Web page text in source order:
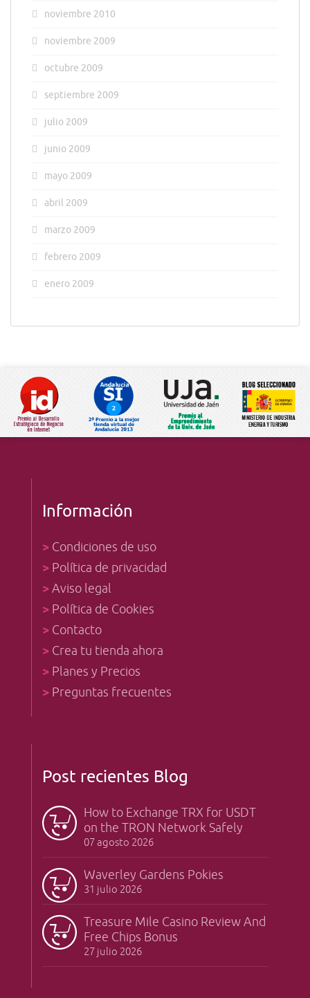
noviembre 2010
noviembre 2009
octubre 2009
septiembre 2009
julio 2009
junio 2009
mayo 2009
abril 2009
marzo 2009
febrero 2009
enero 2009
Información
> Condiciones de uso
> Política de privacidad
>Aviso legal
> Política de Cookies
> Contacto
> Crea tu tienda ahora
> Planes y Precios
> Preguntas frecuentes
Post recientes Blog
How to Exchange TRX for USDT
on the TRON Network Safely
07 agosto 2026
Waverley Gardens Pokies
31 julio 2026
Treasure Mile Casino Review And
Free Chips Bonus
27 julio 2026